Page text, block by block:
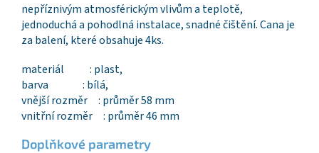
nepříznivým atmosférickým vlivům a teplotě,
jednoduchá a pohodlná instalace, snadné čištění. Cana je
za balení, které obsahuje 4ks.
materiál : plast,
barva : bílá,
vnější rozměr : průměr 58 mm
vnitřní rozměr : průměr 46 mm
Doplňkové parametry